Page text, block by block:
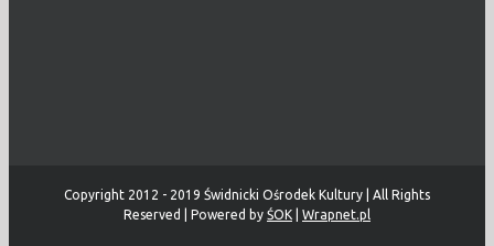
Copyright 2012 - 2019 Świdnicki Ośrodek Kultury | All Rights
Reserved | Powered by ŚOK Wrapnet.pl